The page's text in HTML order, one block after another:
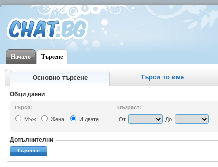
Начало Търсене
Основно търсене Търси по име
Общи данни
Търся:
Мъж
Жена И двете
Възраст:
От
До
Допълнителни
Търсене